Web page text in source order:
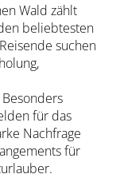
Wald zählt
beliebtesten
suchen
für das
Nachfrage
für